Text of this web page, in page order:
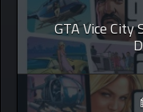
GTA Vice City